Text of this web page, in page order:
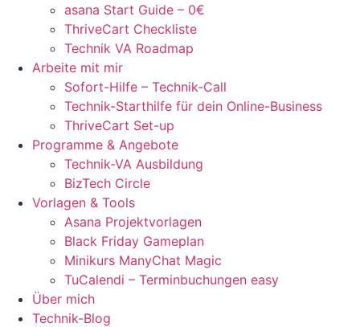
asana Start Guide – 0€
ThriveCart Checkliste
Technik VA Roadmap
Arbeite mit mir
Sofort-Hilfe – Technik-Call
Technik-Starthilfe für dein Online-Business
ThriveCart Set-up
Programme & Angebote
Technik-VA Ausbildung
BizTech Circle
Vorlagen & Tools
Asana Projektvorlagen
Black Friday Gameplan
Minikurs ManyChat Magic
TuCalendi – Terminbuchungen easy
Über mich
Technik-Blog